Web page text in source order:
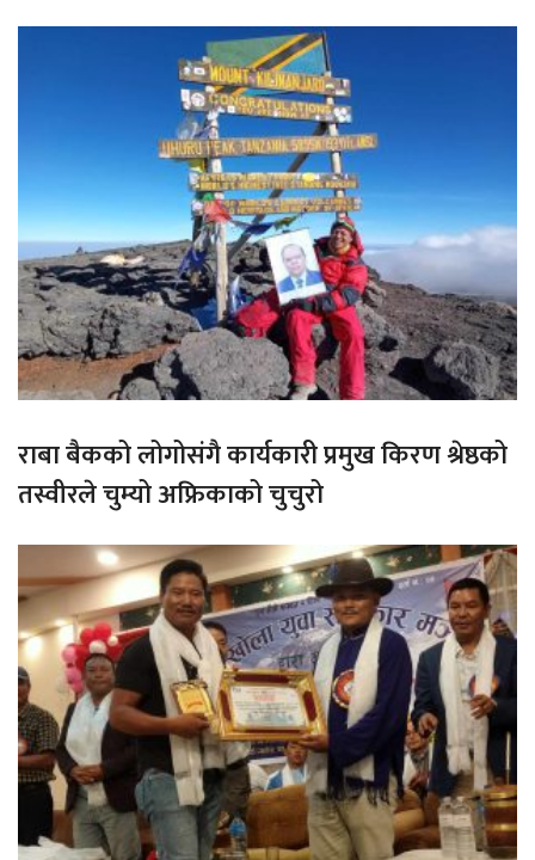
राबा बैकको लोगोसंगै कार्यकारी प्रमुख किरण श्रेष्ठको
तस्वीरले चुम्यो अफ्रिकाको चुचुरो